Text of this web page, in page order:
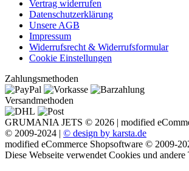
Vertrag widerrufen
Datenschutzerklärung
Unsere AGB
Impressum
Widerrufsrecht & Widerrufsformular
Cookie Einstellungen
Zahlungsmethoden
Versandmethoden
GRUMANIA JETS © 2026 | modified
© 2009-2024 | © design by karsta.de
modified eCommerce Shopsoftware © 2009-
Diese Webseite verwendet Cookies und andere